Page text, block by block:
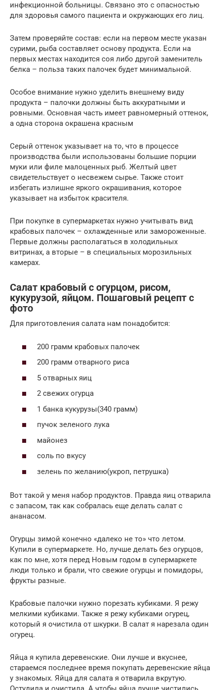
инфекционной больницы. Связано это с опасностью
для здоровья самого пациента и окружающих его лиц.
Затем проверяйте состав: если на первом месте указан
сурими, рыба составляет основу продукта. Если на
первых местах находится соя либо другой заменитель
белка – польза таких палочек будет минимальной.
Особое внимание нужно уделить внешнему виду
продукта – палочки должны быть аккуратными и
ровными. Основная часть имеет равномерный оттенок,
а одна сторона окрашена красным
Серый оттенок указывает на то, что в процессе
производства были использованы большие порции
муки или филе малоценных рыб. Желтый цвет
свидетельствует о несвежем сырье. Также стоит
избегать излишне яркого окрашивания, которое
указывает на избыток красителя.
При покупке в супермаркетах нужно учитывать вид
крабовых палочек – охлажденные или замороженные.
Первые должны располагаться в холодильных
витринах, а вторые – в специальных морозильных
камерах.
Салат крабовый с огурцом, рисом,
кукурузой, яйцом. Пошаговый рецепт с
фото
Для приготовления салата нам понадобится:
200 грамм крабовых палочек
200 грамм отварного риса
5 отварных яиц
2 свежих огурца
1 банка кукурузы(340 грамм)
пучок зеленого лука
майонез
соль по вкусу
зелень по желанию(укроп, петрушка)
Вот такой у меня набор продуктов. Правда яиц отварила
с запасом, так как собралась еще делать салат с
ананасом.
Огурцы зимой конечно «далеко не то» что летом.
Купили в супермаркете. Но, лучше делать без огурцов,
как по мне, хотя перед Новым годом в супермаркете
люди только и брали, что свежие огурцы и помидоры,
фрукты разные.
Крабовые палочки нужно порезать кубиками. Я режу
мелкими кубиками. Также я режу кубиками огурец,
который я очистила от шкурки. В салат я нарезала один
огурец.
Яйца я купила деревенские. Они лучше и вкуснее,
стараемся последнее время покупать деревенские яйца
у знакомых. Яйца для салата я отварила вкрутую.